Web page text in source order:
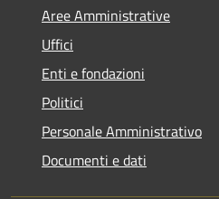
Aree Amministrative
Uffici
Enti e fondazioni
Politici
Personale Amministrativo
Documenti e dati